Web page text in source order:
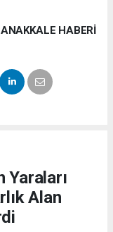
HABERİ
Yaraları
Alan